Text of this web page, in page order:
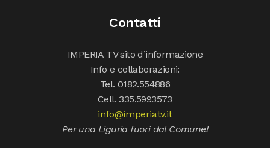
Contatti
IMPERIA TV sito d’informazione
Info e collaborazioni:
Tel. 0182.554886
Cell. 335.5993573
info@imperiatv.it
Per una Liguria fuori dal Comune!